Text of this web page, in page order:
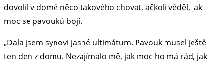
dovolil v domě něco takového chovat, ačkoli věděl, jak
moc se pavouků bojí.
„Dala jsem synovi jasné ultimátum. Pavouk musel ještě
ten den z domu. Nezajímalo mě, jak moc ho má rád, jak